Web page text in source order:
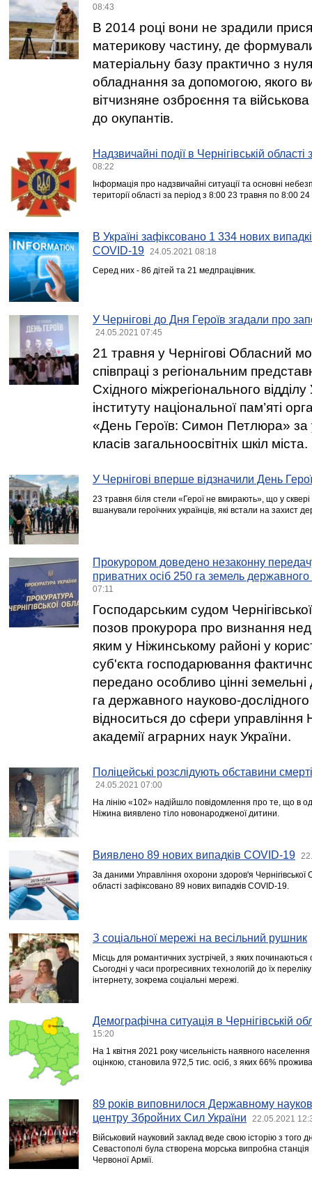
08:43
В 2014 році вони не зрадили
материкову частину, де
матеріальну базу практично з
обладнання за допомогою, якого
вітчизняне озброєння та
до окупантів.
Надзвичайні події в Чернігівській
08:22
Інформація про надзвичайні ситуації та основні
території області за період з 8:00 23 травня по 8:00
В Україні зафіксовано 1 334 нових
COVID-19
24.05.2021 08:18
Серед них - 86 дітей та 21 медпрацівник.
У Чернігові до Дня Героїв згадали про
24.05.2021 07:45
21 травня у Чернігові Обласний
співпраці з регіональним
Східного міжрегіонального відділу
інституту національної пам’яті
«День Героїв: Симон Петлюра» за
класів загальноосвітніх шкіл міста.
У Чернігові вперше відзначили День
23 травня біля стели «Герої не вмирають», що у сквері
вшанували героїчних українців, які встали на захист
Прокурором доведено незаконну
приватних осіб 250 га земель
07:11
Господарським судом
позов прокурора про визнання
яким у Ніжинському районі у
суб'єкта господарювання
передано особливо цінні
га державного науково-
відноситься до сфери управління
академії аграрних наук України.
Поліцейські розслідують обставини
24.05.2021 07:00
На лінію «102» надійшло повідомлення про те, що в
Ніжина виявлено тіло новонародженої дитини.
Виявлено 89 нових випадків COVID-19
За даними Управління охорони здоров'я
області зафіксовано 89 нових випадків COVID-19.
З соціальної мережі на весільний рушник
Місць для романтичних зустрічей, з яких починаються
Сьогодні у часи прогресивних технологій до їх
інтернету, зокрема соціальні мережі.
Демографічна ситуація в Чернігівській
15:20
На 1 квітня 2021 року чисельність наявного населення
оцінкою, становила 972,5 тис. осіб, з яких 66%
89 років виповнилося Державному
центру Збройних Сил України
22.05.2021
Військовий науковий заклад веде свою історію з того
Севастополі була створена морська випробна станція
Червоної Армії.